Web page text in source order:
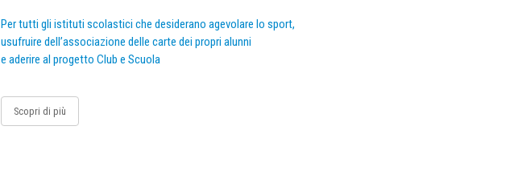
Per tutti gli istituti scolastici che desiderano agevolare lo sport,
usufruire dell’associazione delle carte dei propri alunni
e aderire al progetto Club e Scuola
Scopri di più